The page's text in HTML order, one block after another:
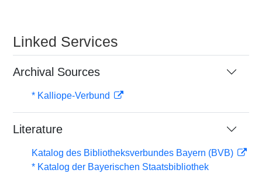
Linked Services
Archival Sources
* Kalliope-Verbund
Literature
Katalog des Bibliotheksverbundes Bayern (BVB)
* Katalog der Bayerischen Staatsbibliothek